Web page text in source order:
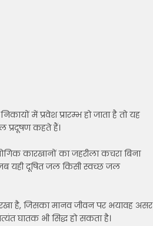
में प्रवेश प्रारम्भ हो जाता है तो यह
प्रदूषण कहते हैं।
कारखानों का जहरीला कचरा बिना
यही दूषित जल किसी स्वच्छ जल
है, जिसका मानव जीवन पर भयावह असर
घातक भी सिद्ध हो सकता है।